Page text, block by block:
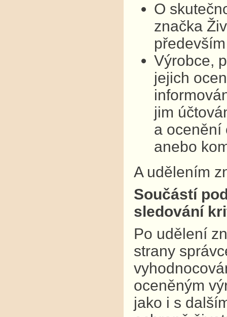
O
značka
Výrobce,
jejich
jim
a ocenění
anebo
A udělením
Součástí
sledování
Po udělení
strany
oceněným
jako i s